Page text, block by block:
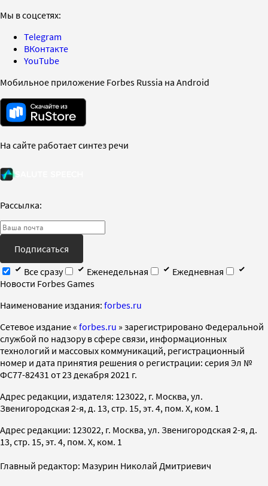
Мы в соцсетях:
Telegram
ВКонтакте
YouTube
Мобильное приложение Forbes Russia на Android
На сайте работает синтез речи
Рассылка:
Подписаться
Все сразу
Еженедельная
Ежедневная
Новости Forbes Games
Наименование издания: forbes.ru
Cетевое издание « forbes.ru » зарегистрировано Федеральной
службой по надзору в сфере связи, информационных
технологий и массовых коммуникаций, регистрационный
номер и дата принятия решения о регистрации: серия Эл №
ФС77-82431 от 23 декабря 2021 г.
Адрес редакции, издателя: 123022, г. Москва, ул.
Звенигородская 2-я, д. 13, стр. 15, эт. 4, пом. X, ком. 1
Адрес редакции: 123022, г. Москва, ул. Звенигородская 2-я, д.
13, стр. 15, эт. 4, пом. X, ком. 1
Главный редактор: Мазурин Николай Дмитриевич